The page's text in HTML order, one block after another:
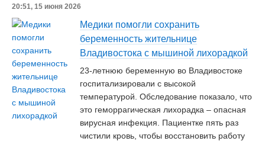
20:51, 15 июня 2026
Медики помогли сохранить
беременность жительнице
Владивостока с мышиной лихорадкой
23-летнюю беременную во Владивостоке
госпитализировали с высокой
температурой. Обследование показало, что
это геморрагическая лихорадка – опасная
вирусная инфекция. Пациентке пять раз
чистили кровь, чтобы восстановить работу